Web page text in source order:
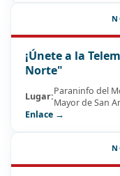
¡Únete a la
Norte"
Lugar:Paraninfo del
Mayor de San
Enlace →